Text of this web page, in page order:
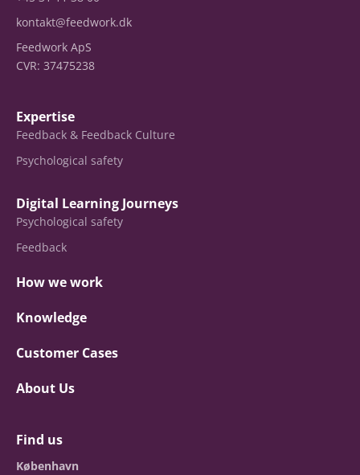
kontakt@feedwork.dk
Feedwork ApS
CVR: 37475238
Expertise
Feedback & Feedback Culture
Psychological safety
Digital Learning Journeys
Psychological safety
Feedback
How we work
Knowledge
Customer Cases
About Us
Find us
København